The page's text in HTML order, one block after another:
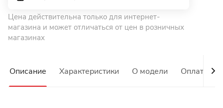
Цена действительна только для интернет-
магазина и может отличаться от цен в розничных
магазинах
Описание Характеристики О модели Оплата